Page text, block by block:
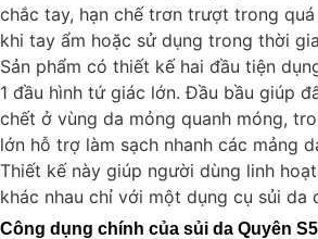
chắc tay, hạn chế trơn trượt trong
khi tay ẩm hoặc sử dụng trong thời
Sản phẩm có thiết kế hai đầu tiện
1 đầu hình tứ giác lớn. Đầu bầu giúp
chết ở vùng da mỏng quanh móng,
lớn hỗ trợ làm sạch nhanh các mảng
Thiết kế này giúp người dùng linh
khác nhau chỉ với một dụng cụ sủi da
Công dụng chính của sủi da Quyên